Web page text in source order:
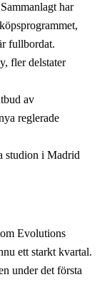
har
fullbordat.
fler delstater
av
reglerade
studion i Madrid
Evolutions
ett starkt kvartal.
under det första